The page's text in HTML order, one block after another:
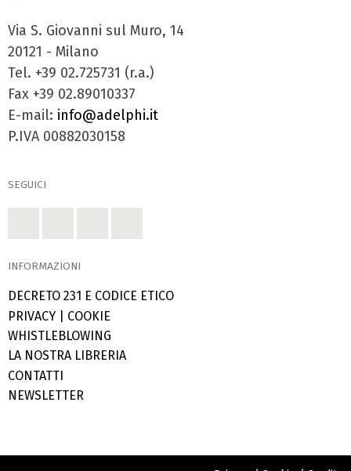
Via S. Giovanni sul Muro, 14
20121 - Milano
Tel. +39 02.725731 (r.a.)
Fax +39 02.89010337
E-mail: info@adelphi.it
P.IVA 00882030158
SEGUICI
INFORMAZIONI
DECRETO 231 E CODICE ETICO
PRIVACY
COOKIE
WHISTLEBLOWING
LA NOSTRA LIBRERIA
CONTATTI
NEWSLETTER